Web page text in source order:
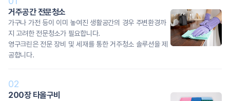
거주공간 전문청소
가구나 가전 등이 이미 놓여진 생활공간의 경우 주변환경까
지 고려한 전문청소가 필요합니다.
영구크린은 전문 장비 및 세재를 통한 거주청소 솔루션을 제
공합니다.
02
200장 타올구비